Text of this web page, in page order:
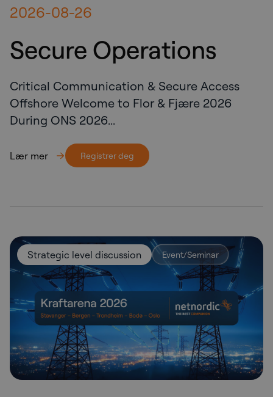
2026-08-26
Secure Operations
Critical Communication & Secure Access
Offshore Welcome to Flor & Fjære 2026
During ONS 2026...
Lær mer Registrer deg
Strategic level discussion Event/Seminar